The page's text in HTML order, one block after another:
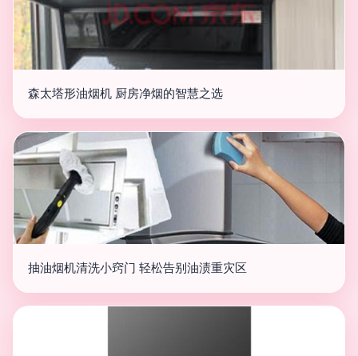
森太塔形油烟机 厨房净烟的智慧之选
抽油烟机清洗小窍门 轻松告别油渍重灾区